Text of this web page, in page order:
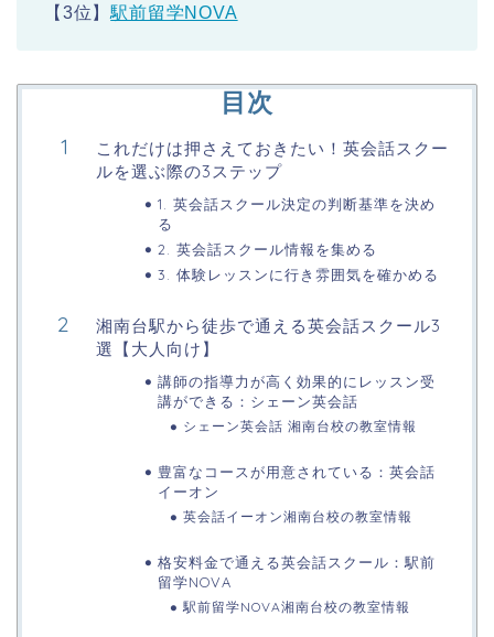
【3位】駅前留学NOVA
目次
これだけは押さえておきたい！英会話スクー
ルを選ぶ際の3ステップ
1. 英会話スクール決定の判断基準を決め
る
2. 英会話スクール情報を集める
3. 体験レッスンに行き雰囲気を確かめる
湘南台駅から徒歩で通える英会話スクール3
選【大人向け】
講師の指導力が高く効果的にレッスン受
講ができる：シェーン英会話
シェーン英会話 湘南台校の教室情報
豊富なコースが用意されている：英会話
イーオン
英会話イーオン湘南台校の教室情報
格安料金で通える英会話スクール：駅前
留学NOVA
駅前留学NOVA湘南台校の教室情報